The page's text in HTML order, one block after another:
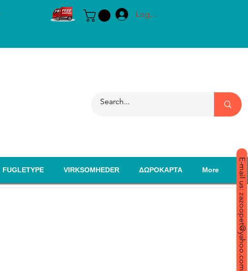
E-mail us: zazoopet@yahoo.com
Log ind
FUGLETYPE VIRKSOMHEDER ΔΩΡΟΚΑΡΤΑ More